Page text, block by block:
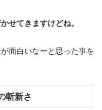
せてきますけどね。
面白いなーと思った事を
斬新さ